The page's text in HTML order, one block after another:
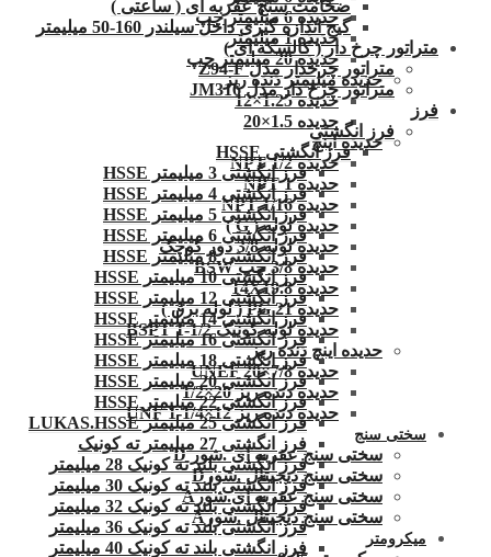
حدیده 6 میلیمتر چپ
حدیده 1 میلیمتر
حدیده 20 میلیمتر چپ
حدیده میلیمتر دنده ریز
حدیده 1.25×12
حدیده 1.5×20
حدیده اینچ
حدیده 1/2 NPT
حدیده NPT 1
حدیده 1/16 NPT
حدیده لوله ( G )
حدیده لوله 3/8 دور کوچک
حدیده 3/8 چپ BSW
حدیده 14X19.8
حدیده 21 PG ( لوله برق )
حدیده لوله کونیک 1/2-1 BSPT
حدیده اینچ دنده ریز
حدیده UNEF 20×7/8
حدیده دنده ریز 20×1/2
حدیده دنده ریز 12×1/4-1 UNF
سختی سنج
سختی سنج عقربه ای .شور D
سختی سنج دیجیتال .شورD
سختی سنج عقربه ای.شورA
سختی سنج دیجیتال .شورA
میکرومتر
ضخامت سنج عقربه ای ( ساعتی )
گیج اندازه گیری داخل سیلندر 160-50 میلیمتر
متراتور چرخ دار ( کالسکه ای )
متراتور چرخدار مدل Z94-F
متراتور چرخ دار مدل JM316
فرز
فرز انگشتی
فرز انگشتی HSSE
فرز انگشتی 3 میلیمتر HSSE
فرز انگشتی 4 میلیمتر HSSE
فرز انگشتی 5 میلیمتر HSSE
فرز انگشتی 6 میلیمتر HSSE
فرز انگشتی 8 میلیمتر HSSE
فرز انگشتی 10 میلیمتر HSSE
فرز انگشتی 12 میلیمتر HSSE
فرز انگشتی 14 میلیمتر HSSE
فرز انگشتی 16 میلیمتر HSSE
فرز انگشتی 18 میلیمتر HSSE
فرز انگشتی 20 میلیمتر HSSE
فرز انگشتی 22 میلیمتر HSSE
فرز انگشتی 25 میلیمتر LUKAS.HSSE
فرز انگشتی 27 میلیمتر ته کونیک
فرز انگشتی بلند ته کونیک 28 میلیمتر
فرز انگشتی بلند ته کونیک 30 میلیمتر
فرز انگشتی بلند ته کونیک 32 میلیمتر
فرز انگشتی بلند ته کونیک 36 میلیمتر
فرز انگشتی بلند ته کونیک 40 میلیمتر